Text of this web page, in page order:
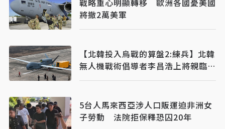
戰略重心明顯轉移 歐洲各國憂美國
將撤2萬美軍
【北韓投入烏戰的算盤2:練兵】北韓
無人機戰術倡導者李昌浩上將親臨戰
場驗證戰果
5台人馬來西亞涉人口販運迫非洲女
子勞動 法院拒保釋恐囚20年